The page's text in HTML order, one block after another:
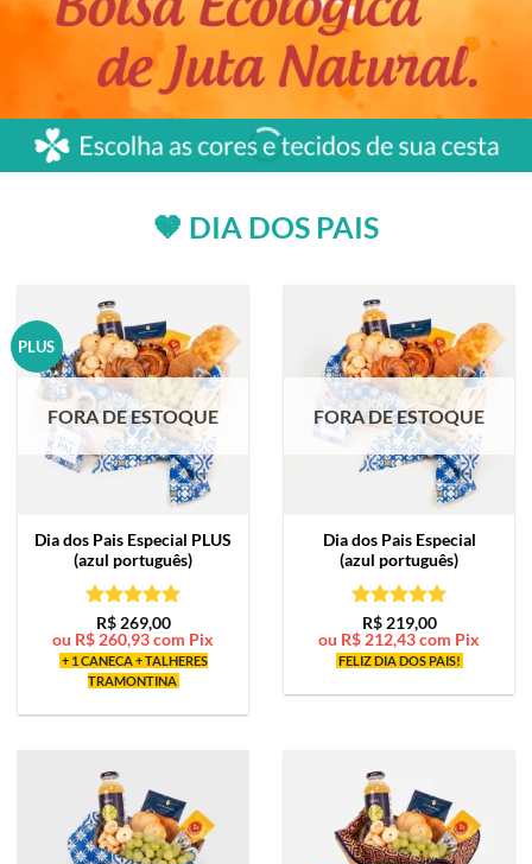
🤎 DIA DOS PAIS
PLUS
FORA DE ESTOQUE
Dia dos Pais Especial PLUS
(azul português)
Avaliação5
de 5
R$269,00
ou R$260,93com Pix
+ 1 CANECA + TALHERES
TRAMONTINA
FORA DE ESTOQUE
Dia dos Pais Especial
(azul português)
Avaliação5
de 5
R$219,00
ou R$212,43com Pix
FELIZ DIA DOS PAIS!